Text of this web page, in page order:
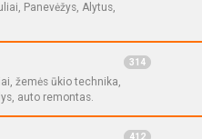
Panevėžys, Alytus,
314
žemės ūkio technika,
auto remontas.
412